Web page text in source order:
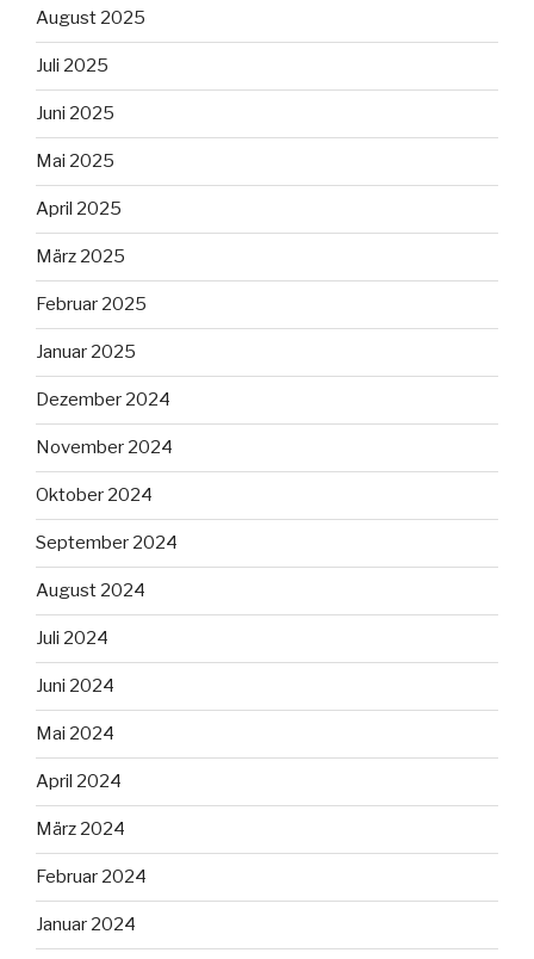
August 2025
Juli 2025
Juni 2025
Mai 2025
April 2025
März 2025
Februar 2025
Januar 2025
Dezember 2024
November 2024
Oktober 2024
September 2024
August 2024
Juli 2024
Juni 2024
Mai 2024
April 2024
März 2024
Februar 2024
Januar 2024